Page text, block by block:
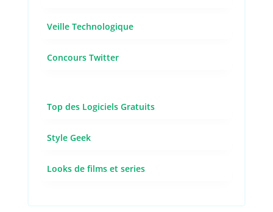
Veille Technologique
Concours Twitter
Top des Logiciels Gratuits
Style Geek
Looks de films et series